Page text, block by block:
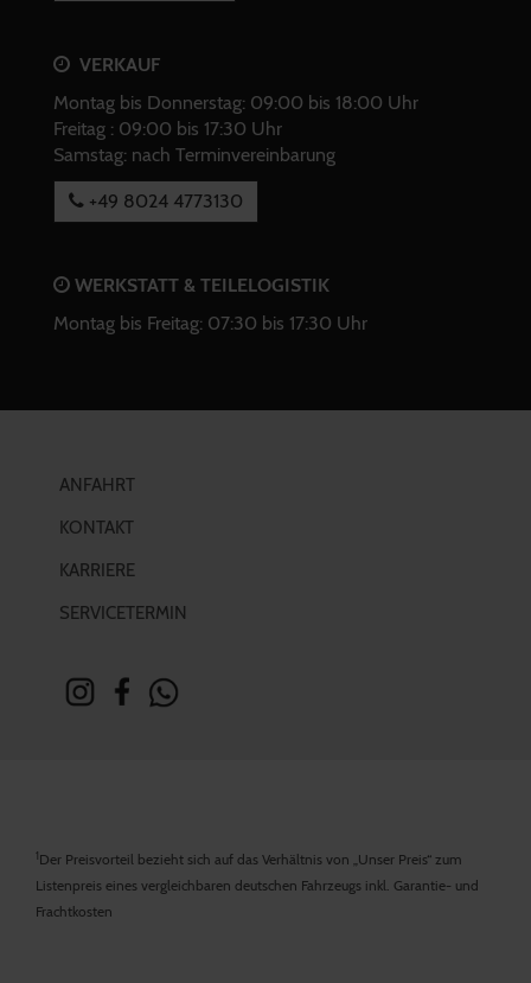
VERKAUF
Montag bis Donnerstag: 09:00 bis 18:00 Uhr
Freitag : 09:00 bis 17:30 Uhr
Samstag: nach Terminvereinbarung
+49 8024 4773130
WERKSTATT & TEILELOGISTIK
Montag bis Freitag: 07:30 bis 17:30 Uhr
ANFAHRT
KONTAKT
KARRIERE
SERVICETERMIN
1Der Preisvorteil bezieht sich auf das Verhältnis von „Unser Preis“ zum
Listenpreis eines vergleichbaren deutschen Fahrzeugs inkl. Garantie- und
Frachtkosten